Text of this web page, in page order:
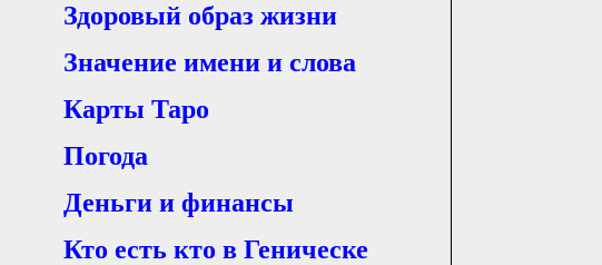
Здоровый образ жизни
Значение имени и слова
Карты Таро
Погода
Деньги и финансы
Кто есть кто в Геническе